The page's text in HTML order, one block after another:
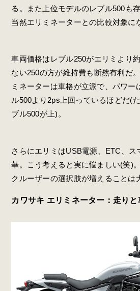
る。また上位モデルのレブル500も
当然エリミネーターとの比較対象に
車両価格はレブル250がエリミより
ない250の方が維持費も断然有利だ
ミネーターは車格が立派で、パワー
ル500より2ps上回っているほどだ(
ブル500が上)。
さらにエリミはUSB電源、ETC、ス
華。こう考えると実に悩ましい(笑)
クルーザーの選択肢が増えることは
カワサキ エリミネーター：走り